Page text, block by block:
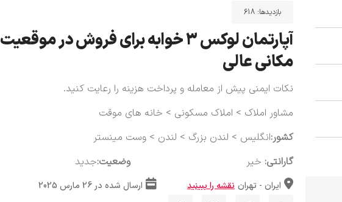
بازدیدها: 618
آپارتمان لوکس ۳ خوابه برای فروش در موقعیت
مکانی عالی
نکات ایمنی پیش از معامله و پرداخت هزینه را رعایت کنید.
مشاور املاک > املاک مسکونی > خانه های موقت
کشور:انگلیس > لندن بزرگ > لندن > وست مینستر
گارانتی: خیر وضعیت:جدید
ایران - تهران نقشه را ببینید ارسال شده در 26 مارس 2025